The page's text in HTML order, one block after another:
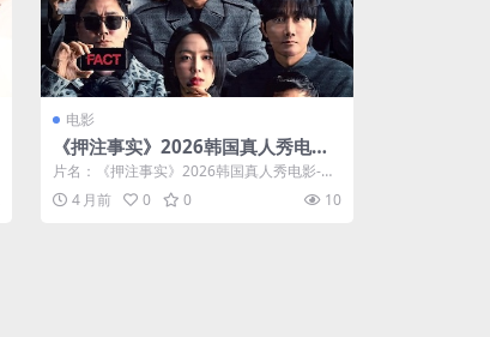
电影
《押注事实》2026韩国真人秀电影-
全集免费-中字-未删减-限时转存[夸
克网盘]
片名：《押注事实》2026韩国真人秀电影-全
集免费-中字-未删减-限时转存[夸克...
4 月前 0 0 10